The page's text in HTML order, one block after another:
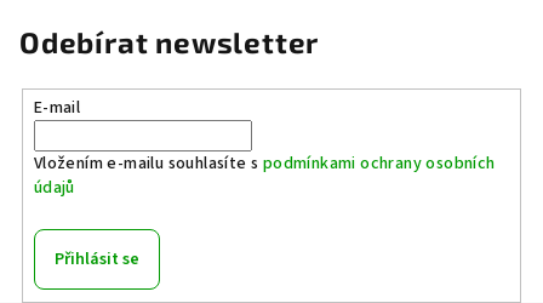
Odebírat newsletter
E-mail
Vložením e-mailu souhlasíte s podmínkami ochrany osobních
údajů
Přihlásit se